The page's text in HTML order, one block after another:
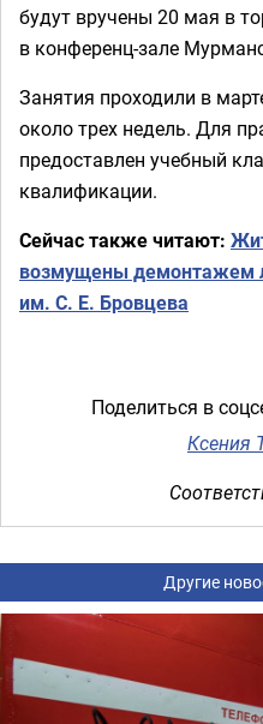
будут вручены 20 мая в
в конференц-зале
Занятия проходили в
около трех недель. Для
предоставлен учебный
квалификации.
Сейчас также читают:
возмущены демонтажем
им. С. Е. Бровцева
Поделиться в
Ксения
Другие